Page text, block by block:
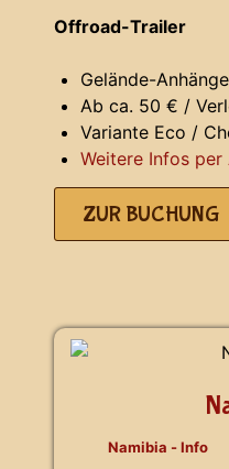
Offroad-Trailer
Gelände-
Ab ca. 50 € /
Variante Eco /
Weitere Infos per
ZUR BUCHUNG
Namibia - Info